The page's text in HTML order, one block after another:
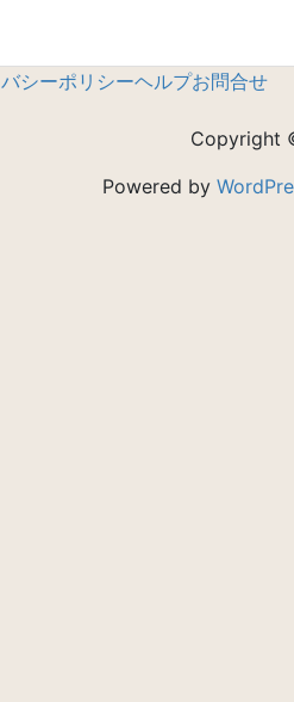
シーポリシーヘルプお問合せ
Copyright
Powered by